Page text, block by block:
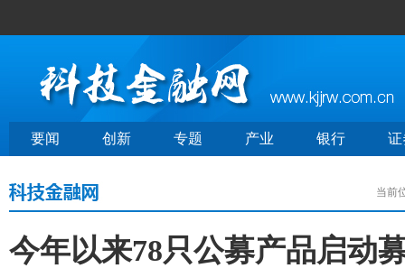
要闻 创新 专题 产业 银行 证
当前
今年以来78只公募产品启动